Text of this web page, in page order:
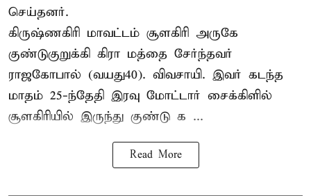
செய்தனர்.
கிருஷ்ணகிரி மாவட்டம் சூளகிரி அருகே
குண்டுகுறுக்கி கிரா மத்தை சேர்ந்தவர்
ராஜகோபால் (வயது40). விவசாயி. இவர் கடந்த
மாதம் 25-ந்தேதி இரவு மோட்டார் சைக்கிளில்
சூளகிரியில் இருந்து குண்டு க ...
Read More